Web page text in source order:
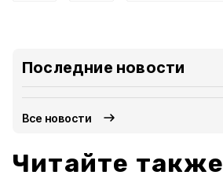
Последние новости
Все новости
Читайте также